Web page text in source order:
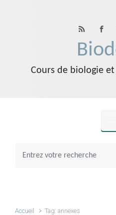
Cours de biologie
Accueil Tag: annexes